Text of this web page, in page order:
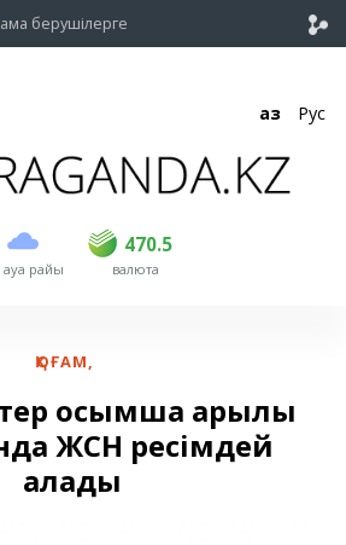
берушілерге
Қаз Рус
ауа райы
470.5
USD 468.5 470.5
EUR валюта
ҚОҒАМ,
қосымша арқылы
ЖСН ресімдей
алады